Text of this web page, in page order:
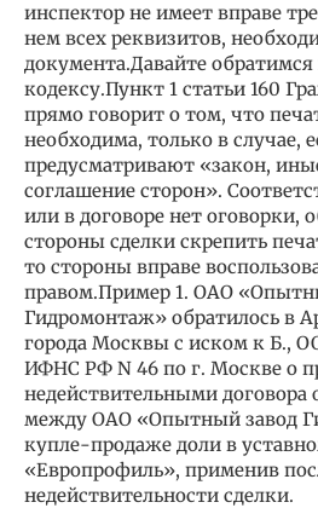
инспектор не имеет вправе
нем всех реквизитов,
документа.Давайте
кодексу.Пункт 1 статьи 160
прямо говорит о том, что
необходима, только в случае,
предусматривают «закон,
соглашение сторон».
или в договоре нет
стороны сделки скрепить
то стороны вправе
правом.Пример 1. ОАО
Гидромонтаж» обратилось в
города Москвы с иском к Б.,
ИФНС РФ N 46 по г. Москве о
недействительными договора
между ОАО «Опытный завод
купле-продаже доли в
«Европрофиль», применив
недействительности сделки.